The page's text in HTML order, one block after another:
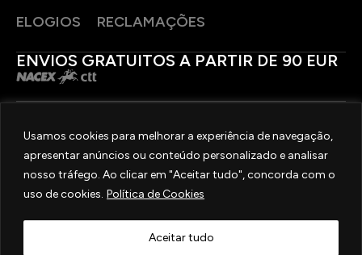
Usamos cookies para melhorar a experiência de navegação,
apresentar anúncios ou conteúdo personalizado e analisar
nosso tráfego. Ao clicar em "Aceitar tudo", concorda com o
uso de cookies. Política de Cookies
Aceitar tudo
ELOGIOS
RECLAMAÇÕES
ENVIOS GRATUITOS A PARTIR DE 90 EUR
SIGA-NOS
2025 © OURIVESARIA FRADIZELA